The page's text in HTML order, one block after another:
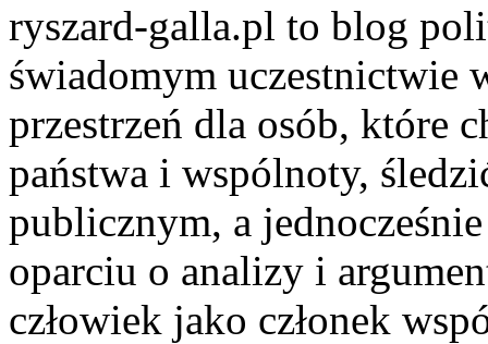
ryszard-galla.pl to blog
świadomym uczestnictwie
przestrzeń dla osób, które
państwa i wspólnoty,
publicznym, a
oparciu o analizy i
człowiek jako członek